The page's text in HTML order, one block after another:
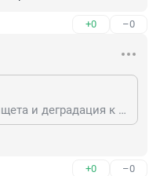
+0 –0
Поздние совки — ужас. Нищета и деградация к 80-м, вы поделились на банды и снова стали нещадно друг-друга рвать. Где в этом человеколюбие? В реальности — всë ровно наоборот.
+0 –0